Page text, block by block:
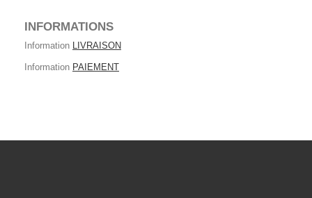
INFORMATIONS
Information LIVRAISON
Information PAIEMENT